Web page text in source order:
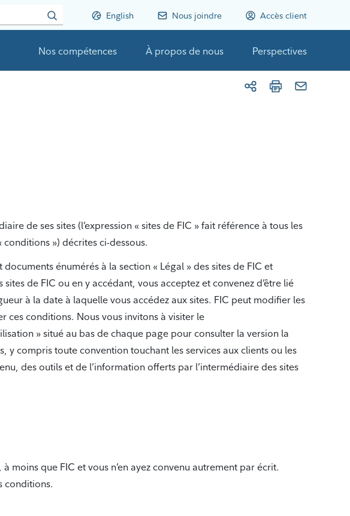
English Nous joindre Accès client
Nos compétences À propos de nous Perspectives
de ses sites (l’expression « sites de FIC » fait référence à tous les
») décrites ci-dessous.
énumérés à la section « Légal » des sites de FIC et
de FIC ou en y accédant, vous acceptez et convenez d’être lié
à la date à laquelle vous accédez aux sites. FIC peut modifier les
ces conditions. Nous vous invitons à visiter le
» situé au bas de chaque page pour consulter la version la
y compris toute convention touchant les services aux clients ou les
des outils et de l’information offerts par l’intermédiaire des sites
moins que FIC et vous n’en ayez convenu autrement par écrit.
conditions.